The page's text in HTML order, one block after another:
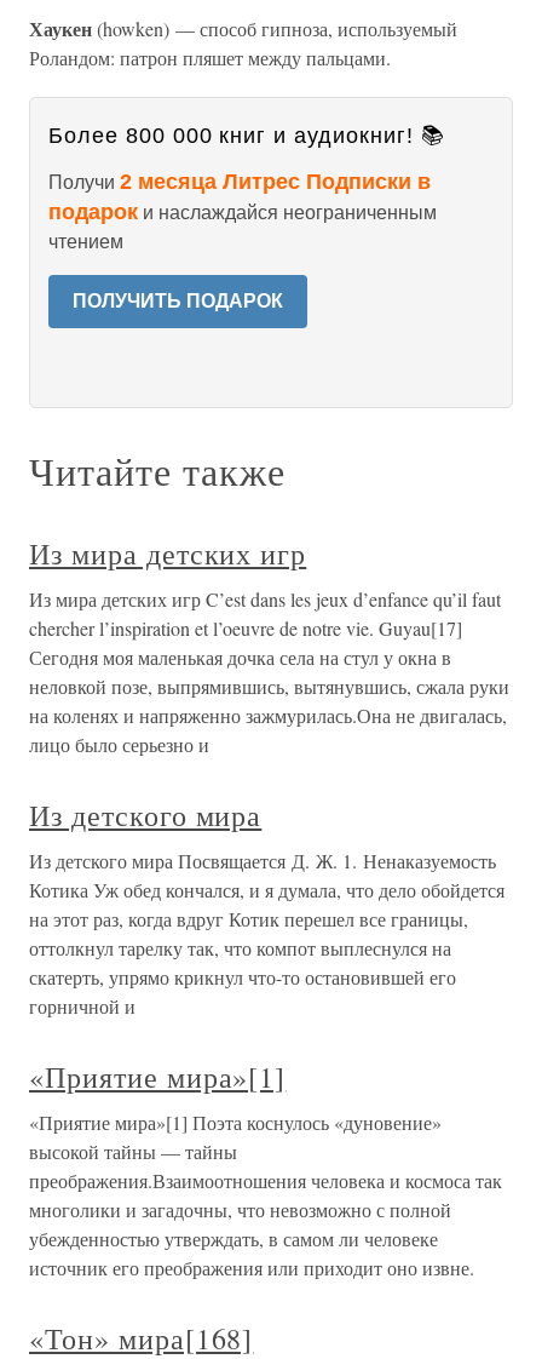
Хаукен(howken) — способ гипноза, используемый
Роландом: патрон пляшет между пальцами.
Более 800 000 книг и аудиокниг! 📚
Получи 2 месяца Литрес Подписки в
подарок и наслаждайся неограниченным
чтением
ПОЛУЧИТЬ ПОДАРОК
Читайте также
Из мира детских игр
Из мира детских игр C’est dans les jeux d’enfance qu’il faut
chercher l’inspiration et l’oeuvre de notre vie. Guyau[17]
Сегодня моя маленькая дочка села на стул у окна в
неловкой позе, выпрямившись, вытянувшись, сжала руки
на коленях и напряженно зажмурилась.Она не двигалась,
лицо было серьезно и
Из детского мира
Из детского мира Посвящается Д. Ж. 1. Ненаказуемость
Котика Уж обед кончался, и я думала, что дело обойдется
на этот раз, когда вдруг Котик перешел все границы,
оттолкнул тарелку так, что компот выплеснулся на
скатерть, упрямо крикнул что-то остановившей его
горничной и
«Приятие мира»[1]
«Приятие мира»[1] Поэта коснулось «дуновение»
высокой тайны — тайны
преображения.Взаимоотношения человека и космоса так
многолики и загадочны, что невозможно с полной
убежденностью утверждать, в самом ли человеке
источник его преображения или приходит оно извне.
«Тон» мира[168]